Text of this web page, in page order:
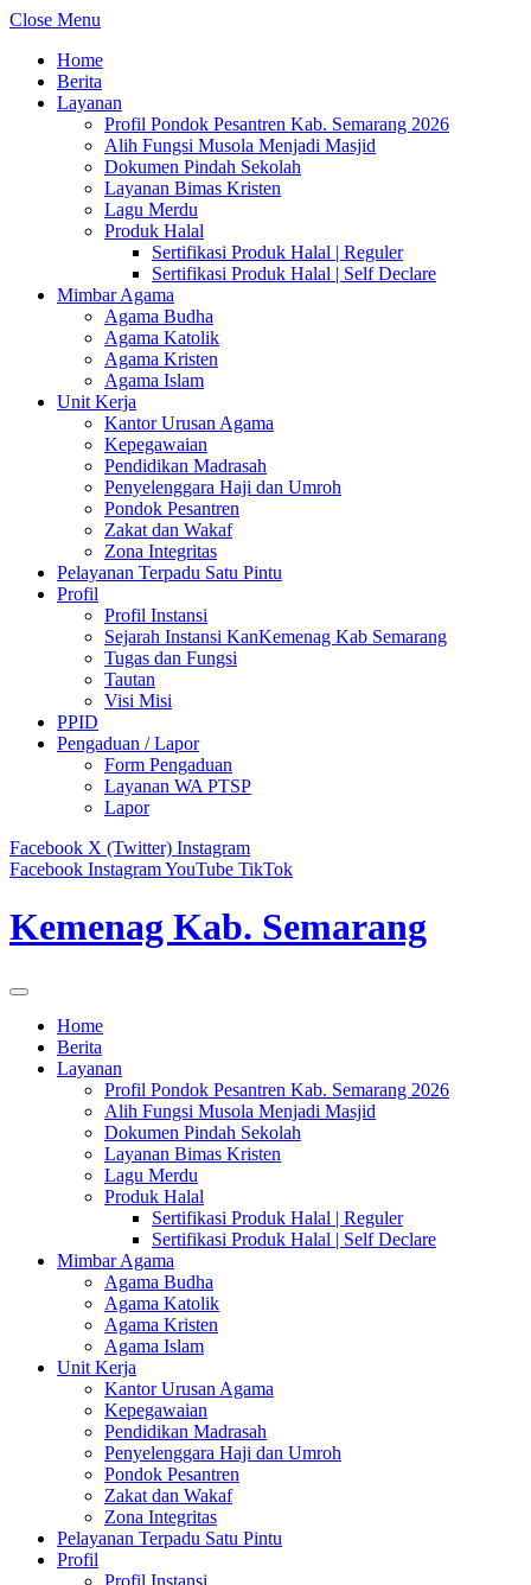
Close Menu
Home
Berita
Layanan
Profil Pondok Pesantren Kab. Semarang 2026
Alih Fungsi Musola Menjadi Masjid
Dokumen Pindah Sekolah
Layanan Bimas Kristen
Lagu Merdu
Produk Halal
Sertifikasi Produk Halal | Reguler
Sertifikasi Produk Halal | Self Declare
Mimbar Agama
Agama Budha
Agama Katolik
Agama Kristen
Agama Islam
Unit Kerja
Kantor Urusan Agama
Kepegawaian
Pendidikan Madrasah
Penyelenggara Haji dan Umroh
Pondok Pesantren
Zakat dan Wakaf
Zona Integritas
Pelayanan Terpadu Satu Pintu
Profil
Profil Instansi
Sejarah Instansi KanKemenag Kab Semarang
Tugas dan Fungsi
Tautan
Visi Misi
PPID
Pengaduan / Lapor
Form Pengaduan
Layanan WA PTSP
Lapor
Facebook X (Twitter) Instagram
Facebook InstagramYouTube TikTok
Kemenag Kab. Semarang
Home
Berita
Layanan
Profil Pondok Pesantren Kab. Semarang 2026
Alih Fungsi Musola Menjadi Masjid
Dokumen Pindah Sekolah
Layanan Bimas Kristen
Lagu Merdu
Produk Halal
Sertifikasi Produk Halal | Reguler
Sertifikasi Produk Halal | Self Declare
Mimbar Agama
Agama Budha
Agama Katolik
Agama Kristen
Agama Islam
Unit Kerja
Kantor Urusan Agama
Kepegawaian
Pendidikan Madrasah
Penyelenggara Haji dan Umroh
Pondok Pesantren
Zakat dan Wakaf
Zona Integritas
Pelayanan Terpadu Satu Pintu
Profil
Profil Instansi